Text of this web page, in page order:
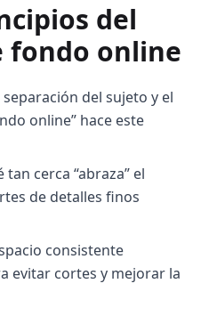
del
fondo online
del sujeto y el
online” hace este
cerca “abraza” el
de detalles finos
consistente
evitar cortes y mejorar la